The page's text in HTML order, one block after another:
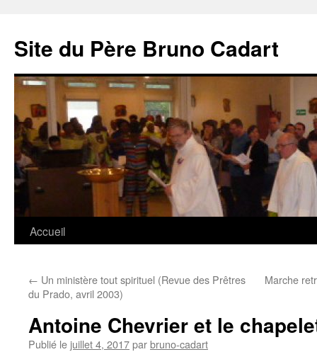
Site du Père Bruno Cadart
Aller
contenu
Accueil
← Un ministère tout spirituel (Revue des Prêtres
du Prado, avril 2003)
Marche
Antoine Chevrier et le
Publié le juillet 4, 2017parbruno-cadart